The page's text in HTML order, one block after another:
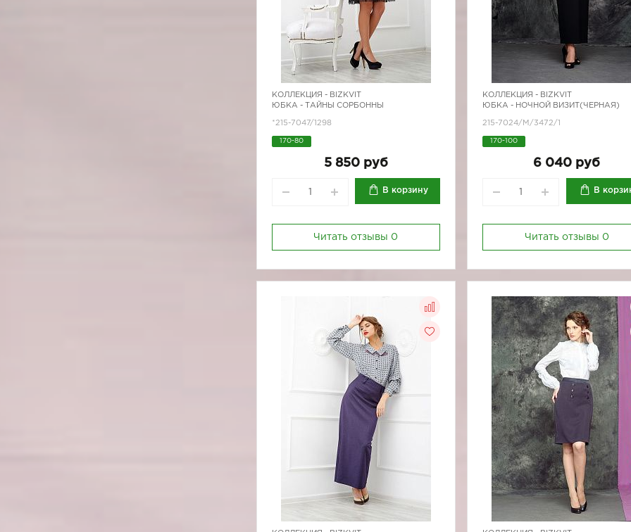
КОЛЛЕКЦИЯ - BIZKVIT
ЮБКА - ТАЙНЫ СОРБОННЫ
*215-7047/1298
170-80
5 850 руб
В корзину
Читать отзывы 0
КОЛЛЕКЦИЯ - BIZKVIT
ЮБКА - НОЧНОЙ ВИЗИТ(ЧЕРНАЯ)
215-7024/M/3472/1
170-100
6 040 руб
В
Читать отзывы 0